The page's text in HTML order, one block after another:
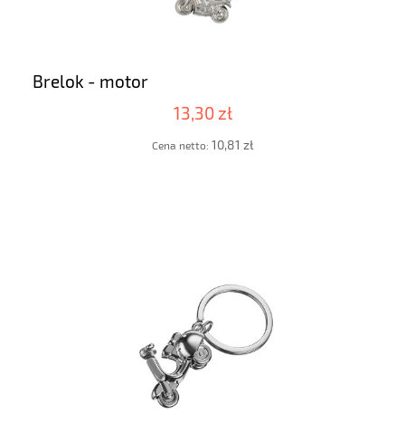
Brelok - motor
13,30 zł
Cena netto: 10,81 zł